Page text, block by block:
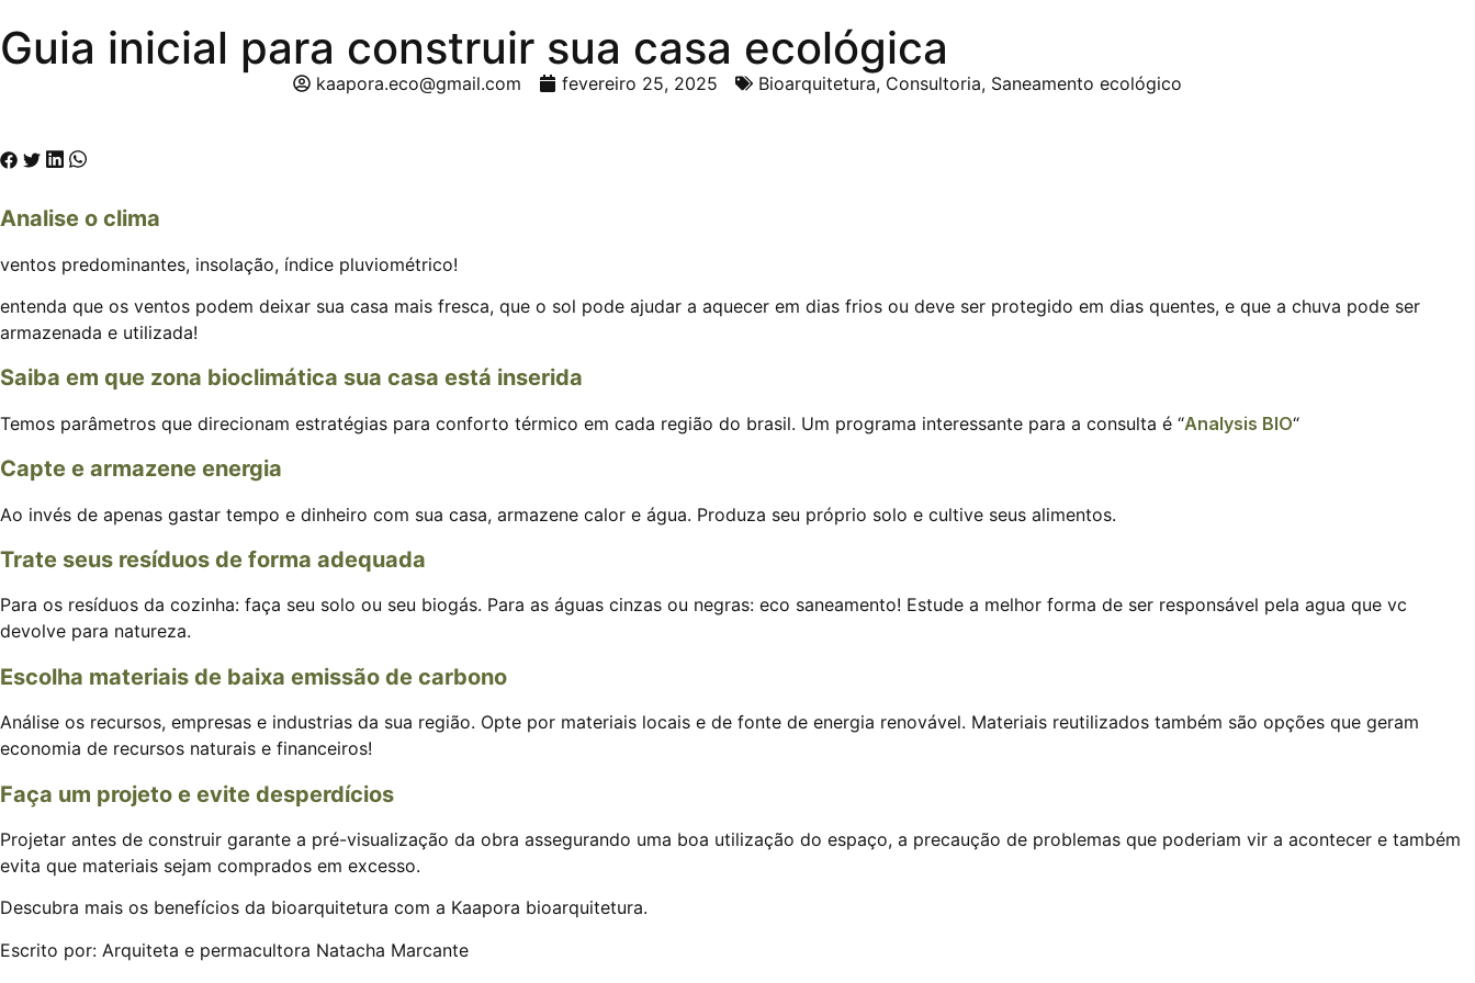
Guia inicial para construir sua casa ecológica
kaapora.eco@gmail.com fevereiro 25, 2025 Bioarquitetura, Consultoria, Saneamento ecológico
Analise o clima
ventos predominantes, insolação, índice pluviométrico!
entenda que os ventos podem deixar sua casa mais fresca, que o sol pode ajudar a aquecer em dias frios ou deve ser protegido em dias quentes, e que a chuva pode ser
armazenada e utilizada!
Saiba em que zona bioclimática sua casa está inserida
Temos parâmetros que direcionam estratégias para conforto térmico em cada região do brasil. Um programa interessante para a consulta é “Analysis BIO“
Capte e armazene energia
Ao invés de apenas gastar tempo e dinheiro com sua casa, armazene calor e água. Produza seu próprio solo e cultive seus alimentos.
Trate seus resíduos de forma adequada
Para os resíduos da cozinha: faça seu solo ou seu biogás. Para as águas cinzas ou negras: eco saneamento! Estude a melhor forma de ser responsável pela agua que vc
devolve para natureza.
Escolha materiais de baixa emissão de carbono
Análise os recursos, empresas e industrias da sua região. Opte por materiais locais e de fonte de energia renovável. Materiais reutilizados também são opções que geram
economia de recursos naturais e financeiros!
Faça um projeto e evite desperdícios
Projetar antes de construir garante a pré-visualização da obra assegurando uma boa utilização do espaço, a precaução de problemas que poderiam vir a acontecer e também
evita que materiais sejam comprados em excesso.
Descubra mais os benefícios da bioarquitetura com a Kaapora bioarquitetura.
Escrito por: Arquiteta e permacultora Natacha Marcante